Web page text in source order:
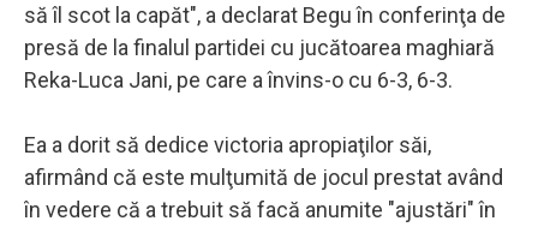
să îl scot la capăt", a declarat Begu în conferinţa de
presă de la finalul partidei cu jucătoarea maghiară
Reka-Luca Jani, pe care a învins-o cu 6-3, 6-3.
Ea a dorit să dedice victoria apropiaţilor săi,
afirmând că este mulţumită de jocul prestat având
în vedere că a trebuit să facă anumite "ajustări" în